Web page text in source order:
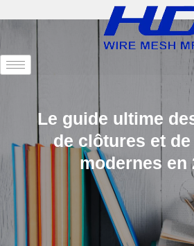
Le guide ultime
de clôtures et
modernes en